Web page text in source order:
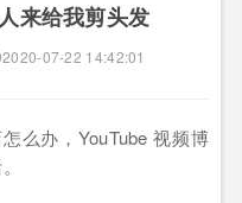
来给我剪头发
2020-07-22 14:42:01
么办，YouTube 视频博